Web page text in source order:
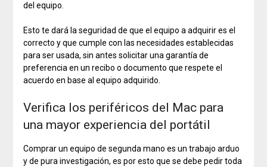
del equipo.
Esto te dará la seguridad de que el equipo a adquirir es el
correcto y que cumple con las necesidades establecidas
para ser usada, sin antes solicitar una garantía de
preferencia en un recibo o documento que respete el
acuerdo en base al equipo adquirido.
Verifica los periféricos del Mac para
una mayor experiencia del portátil
Comprar un equipo de segunda mano es un trabajo arduo
y de pura investigación, es por esto que se debe pedir toda